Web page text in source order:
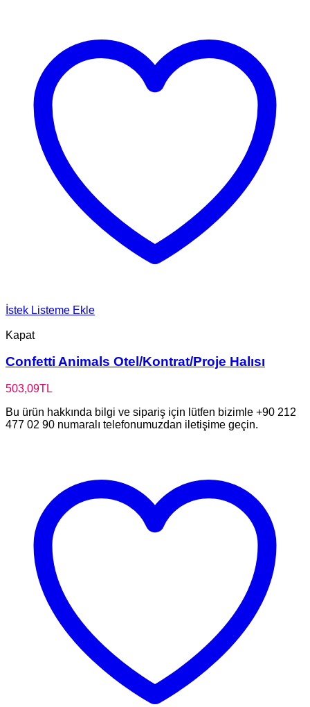
İstek Listeme Ekle
Kapat
Confetti Animals Otel/Kontrat/Proje Halısı
503,09TL
Bu ürün hakkında bilgi ve sipariş için lütfen bizimle +90 212
477 02 90 numaralı telefonumuzdan iletişime geçin.